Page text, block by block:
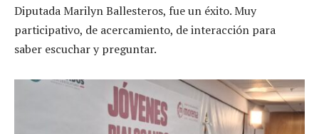
Diputada Marilyn Ballesteros, fue un éxito. Muy
participativo, de acercamiento, de interacción para
saber escuchar y preguntar.